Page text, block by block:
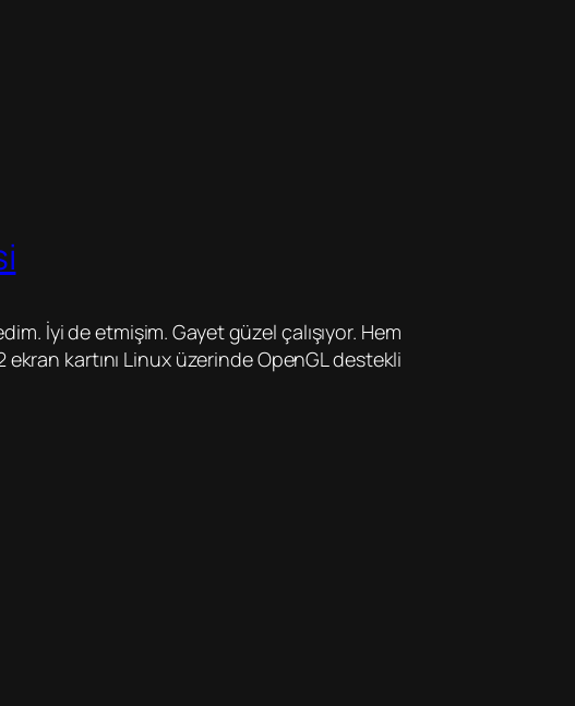
İyi de etmişim. Gayet güzel çalışıyor. Hem
kartını Linux üzerinde OpenGL destekli